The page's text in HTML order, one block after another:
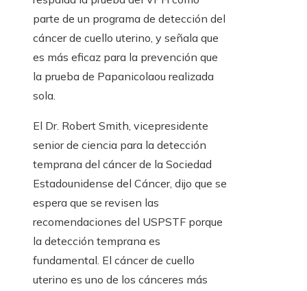
parte de un programa de detección del
cáncer de cuello uterino, y señala que
es más eficaz para la prevención que
la prueba de Papanicolaou realizada
sola.
El Dr. Robert Smith, vicepresidente
senior de ciencia para la detección
temprana del cáncer de la Sociedad
Estadounidense del Cáncer, dijo que se
espera que se revisen las
recomendaciones del USPSTF porque
la detección temprana es
fundamental. El cáncer de cuello
uterino es uno de los cánceres más